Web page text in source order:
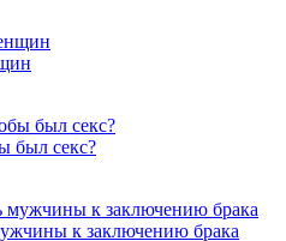
был секс?
к заключению брака